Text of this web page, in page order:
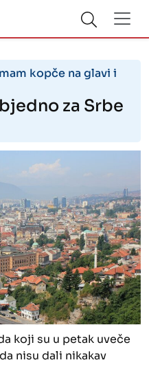
kopče na glavi i
za Srbe
koji su u petak uveče
nisu dali nikakav